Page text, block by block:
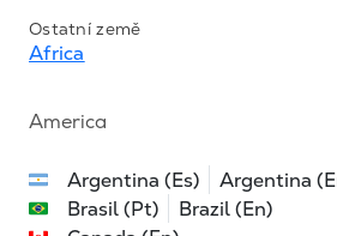
Ostatní země
Africa
America
Argentina (Es)
Argentina
Brasil (Pt)
Brazil (En)